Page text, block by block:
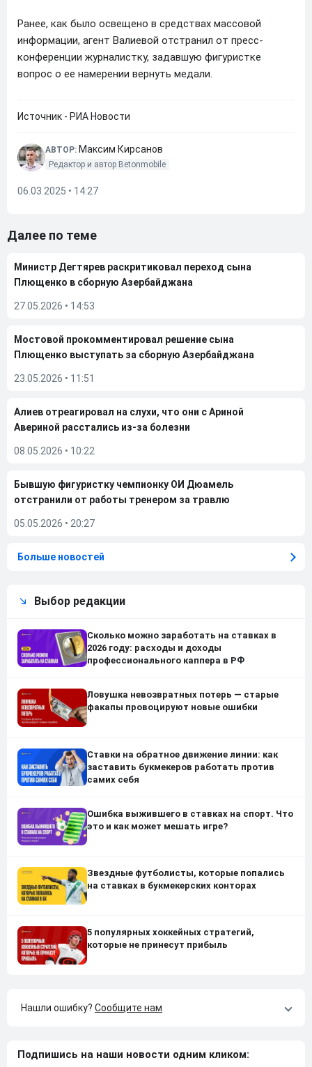
Ранее, как было освещено в средствах массовой
информации, агент Валиевой отстранил от пресс-
конференции журналистку, задавшую фигуристке
вопрос о ее намерении вернуть медали.
Источник - РИА Новости
АВТОР: Максим Кирсанов
Редактор и автор Betonmobile
06.03.2025 • 14:27
Далее по теме
Министр Дегтярев раскритиковал переход сына
Плющенко в сборную Азербайджана
27.05.2026 • 14:53
Мостовой прокомментировал решение сына
Плющенко выступать за сборную Азербайджана
23.05.2026 • 11:51
Алиев отреагировал на слухи, что они с Ариной
Авериной расстались из-за болезни
08.05.2026 • 10:22
Бывшую фигуристку чемпионку ОИ Дюамель
отстранили от работы тренером за травлю
05.05.2026 • 20:27
Больше новостей
Выбор редакции
Сколько можно заработать на ставках в
2026 году: расходы и доходы
профессионального каппера в РФ
Ловушка невозвратных потерь — старые
факапы провоцируют новые ошибки
Ставки на обратное движение линии: как
заставить букмекеров работать против
самих себя
Ошибка выжившего в ставках на спорт. Что
это и как может мешать игре?
Звездные футболисты, которые попались
на ставках в букмекерских конторах
5 популярных хоккейных стратегий,
которые не принесут прибыль
Нашли ошибку? Сообщите нам
Подпишись на наши новости одним кликом: